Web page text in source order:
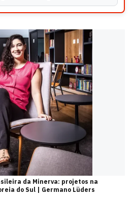
da Minerva: projetos na
do Sul | Germano Lüders